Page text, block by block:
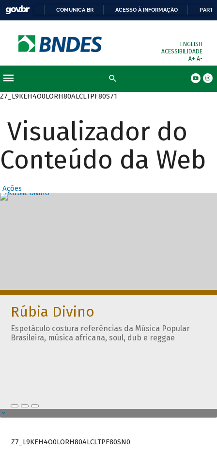
COMUNICA BR ACESSO À INFORMAÇÃO
ENGLISH
ACESSIBILIDADE
A+ A-
Z7_L9KEH4O0LORH80ALCLTPF80S71
Visualizador do
Conteúdo da Web
Ações
Destaques
Rúbia Divino
Espetáculo costura referências da Música Popular
Brasileira, música africana, soul, dub e reggae
Z7_L9KEH4O0LORH80ALCLTPF80SN0